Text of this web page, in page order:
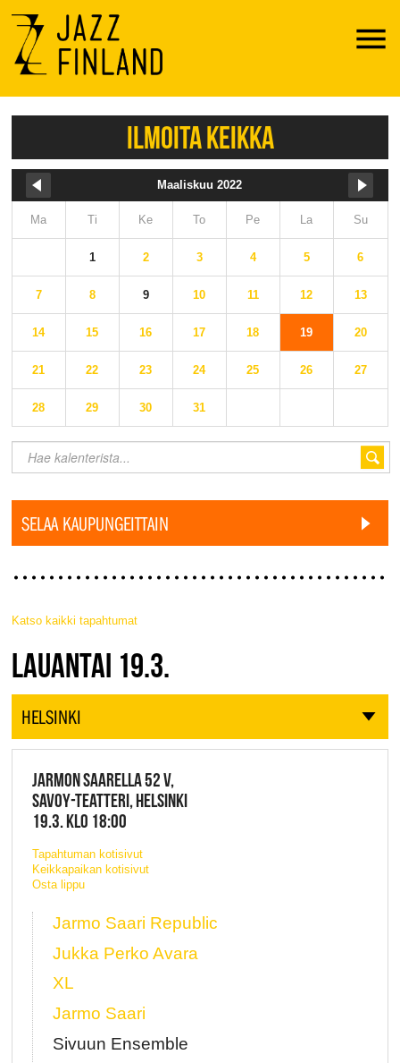
Menu
ILMOITA KEIKKA
Maaliskuu 2022
Ma Ti Ke To Pe La Su
1 2 3 4 5 6
7 8 9 10 11 12 13
14 15 16 17 18 19 20
21 22 23 24 25 26 27
28 29 30 31
SELAA KAUPUNGEITTAIN
Katso kaikki tapahtumat
JAZZ FINLAND LIVE
LAUANTAI 19.3.
HELSINKI
JARMON SAARELLA 52 V,
SAVOY-TEATTERI, HELSINKI
19.3. KLO 18:00
Tapahtuman kotisivut
Keikkapaikan kotisivut
Osta lippu
Jarmo Saari Republic
Jukka Perko Avara
XL
Jarmo Saari
Sivuun Ensemble